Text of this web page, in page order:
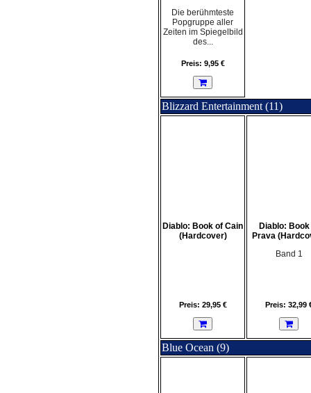
Die berühmteste
Popgruppe aller
Zeiten im Spiegelbild
des...
Preis: 9,95 €
Blizzard Entertainment (11)
Diablo: Book of Cain
(Hardcover)
Preis: 29,95 €
Diablo: Book
Prava
Band 1
Preis: 32,99
Blue Ocean (9)